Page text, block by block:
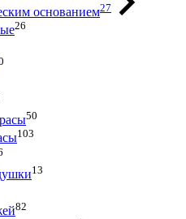
основанием27
26
50
103
13
82